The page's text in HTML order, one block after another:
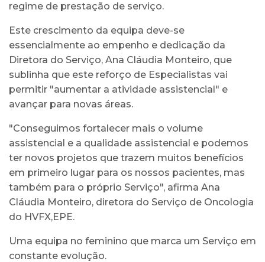
regime de prestação de serviço.
Este crescimento da equipa deve-se
essencialmente ao empenho e dedicação da
Diretora do Serviço, Ana Cláudia Monteiro, que
sublinha que este reforço de Especialistas vai
permitir "aumentar a atividade assistencial" e
avançar para novas áreas.
"Conseguimos fortalecer mais o volume
assistencial e a qualidade assistencial e podemos
ter novos projetos que trazem muitos benefícios
em primeiro lugar para os nossos pacientes, mas
também para o próprio Serviço", afirma Ana
Cláudia Monteiro, diretora do Serviço de Oncologia
do HVFX,EPE.
Uma equipa no feminino que marca um Serviço em
constante evolução.